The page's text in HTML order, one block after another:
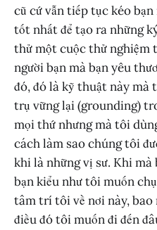
cũ cứ vẫn tiếp tục kéo
tốt nhất để tạo ra những
thử một cuộc thử nghiệm
người bạn mà bạn yêu
đó, đó là kỹ thuật này mà
trụ vững lại (grounding)
mọi thứ nhưng mà tôi
cách làm sao chúng tôi
khi là những vị sư. Khi mà
bạn kiểu như tôi muốn
tâm trí tôi về nơi này, bao
điều đó tôi muốn đi đến